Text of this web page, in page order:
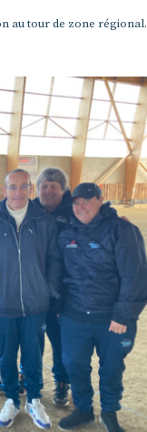
au tour de zone régional.